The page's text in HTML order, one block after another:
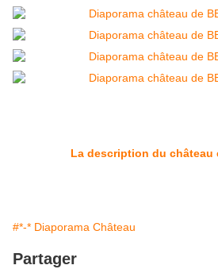
La description du château
#*-* Diaporama Château
Partager